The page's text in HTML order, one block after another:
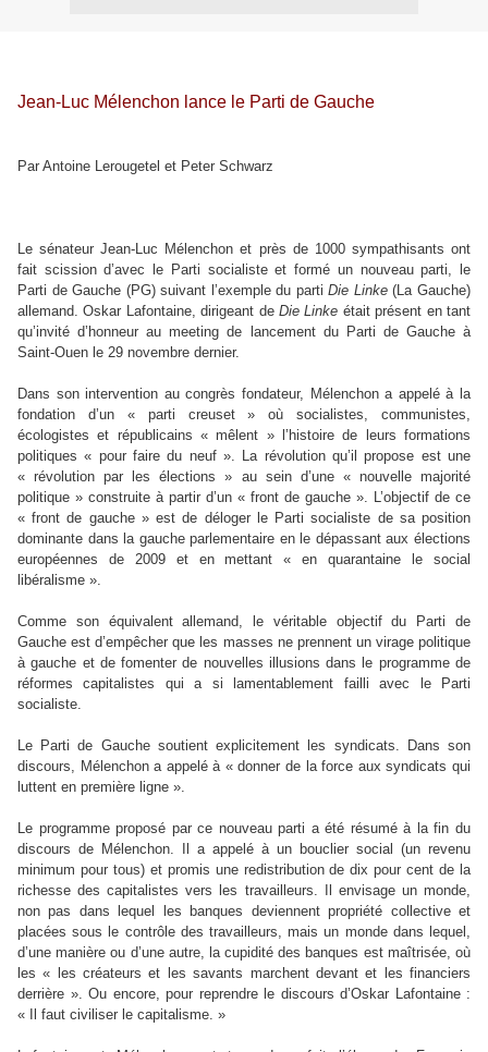
Jean-Luc Mélenchon lance le Parti de Gauche
Par Antoine Lerougetel et Peter Schwarz
Le sénateur Jean-Luc Mélenchon et près de 1000 sympathisants ont
fait scission d’avec le Parti socialiste et formé un nouveau parti, le
Parti de Gauche (PG) suivant l’exemple du partiDie Linke(La Gauche)
allemand. Oskar Lafontaine, dirigeant de Die Linke était présent en tant
qu’invité d’honneur au meeting de lancement du Parti de Gauche à
Saint-Ouen le 29 novembre dernier.
Dans son intervention au congrès fondateur, Mélenchon a appelé à la
fondation d’un « parti creuset » où socialistes, communistes,
écologistes et républicains « mêlent » l’histoire de leurs formations
politiques « pour faire du neuf ». La révolution qu’il propose est une
« révolution par les élections » au sein d’une « nouvelle majorité
politique » construite à partir d’un « front de gauche ». L’objectif de ce
« front de gauche » est de déloger le Parti socialiste de sa position
dominante dans la gauche parlementaire en le dépassant aux élections
européennes de 2009 et en mettant « en quarantaine le social
libéralisme ».
Comme son équivalent allemand, le véritable objectif du Parti de
Gauche est d’empêcher que les masses ne prennent un virage politique
à gauche et de fomenter de nouvelles illusions dans le programme de
réformes capitalistes qui a si lamentablement failli avec le Parti
socialiste.
Le Parti de Gauche soutient explicitement les syndicats. Dans son
discours, Mélenchon a appelé à « donner de la force aux syndicats qui
luttent en première ligne ».
Le programme proposé par ce nouveau parti a été résumé à la fin du
discours de Mélenchon. Il a appelé à un bouclier social (un revenu
minimum pour tous) et promis une redistribution de dix pour cent de la
richesse des capitalistes vers les travailleurs. Il envisage un monde,
non pas dans lequel les banques deviennent propriété collective et
placées sous le contrôle des travailleurs, mais un monde dans lequel,
d’une manière ou d’une autre, la cupidité des banques est maîtrisée, où
les « les créateurs et les savants marchent devant et les financiers
derrière ». Ou encore, pour reprendre le discours d’Oskar Lafontaine :
« Il faut civiliser le capitalisme. »